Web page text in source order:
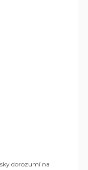
dorozumí na